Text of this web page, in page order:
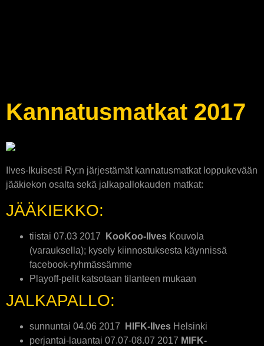
Kannatusmatkat 2017
Ilves-Ikuisesti Ry:n järjestämät kannatusmatkat loppukevään
jääkiekon osalta sekä jalkapallokauden matkat:
JÄÄKIEKKO:
tiistai 07.03 2017 KooKoo-Ilves Kouvola
(varauksella); kysely kiinnostuksesta käynnissä
facebook-ryhmässämme
Playoff-pelit katsotaan tilanteen mukaan
JALKAPALLO:
sunnuntai 04.06 2017 HIFK-Ilves Helsinki
perjantai-lauantai 07.07-08.07 2017 MIFK-